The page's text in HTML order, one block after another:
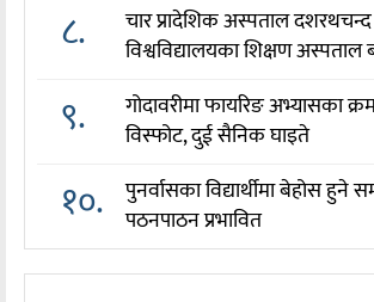
८.
चार प्रादेशिक अस्पताल दशरथचन्द
विश्वविद्यालयका शिक्षण अस्पताल
९.
गोदावरीमा फायरिङ अभ्यासका
विस्फोट, दुई सैनिक घाइते
१०.
पुनर्वासका विद्यार्थीमा बेहोस हुने
पठनपाठन प्रभावित